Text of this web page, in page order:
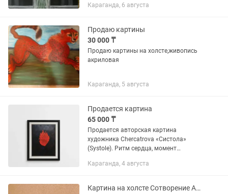
Караганда, 6 августа
Продаю картины
30 000 ₸
Продаю картины на холсте,живопись
акриловая
Караганда, 5 августа
Продается картина
65 000 ₸
Продается авторская картина
художника Chercatrova «Систола»
(Systole). Ритм сердца, момент
жизни. Продается авторская
технике...
Караганда, 4 августа
Картина на холсте Сотворение Адама, Микеланджело